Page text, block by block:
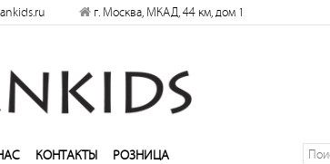
г. Москва, МКАД, 44 км, дом 1
КОНТАКТЫ РОЗНИЦА